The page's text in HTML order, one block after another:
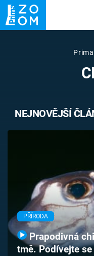
UFO
VETŘELCI
Pořady
TV Program
Časopis
NEJNOVĚJŠÍ
PŘÍRODA
Prapodivná
tmě. Podívejte